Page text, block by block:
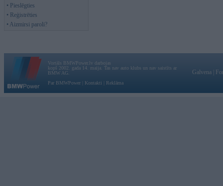
• Pieslēgties
• Reģistrēties
• Aizmirsi paroli?
Vortāls BMWPower.lv darbojas
kopš 2002. gada 14. maija. Tas nav auto klubs un nav saistīts ar
BMW AG.
Par BMWPower
Kontakti Reklāma
Galvena